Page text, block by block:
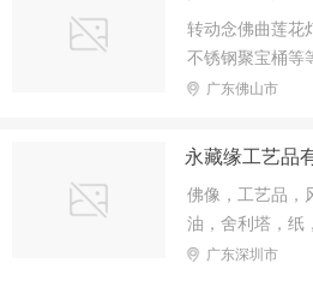
转动念佛曲莲花
不锈钢聚宝桶等
广东佛山市
永藏缘工艺品
佛像，工艺品，
油，舍利塔，纸
等产品
广东深圳市